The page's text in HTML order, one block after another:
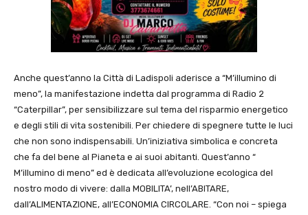
Anche quest’anno la Città di Ladispoli aderisce a “M’illumino di
meno”, la manifestazione indetta dal programma di Radio 2
“Caterpillar”, per sensibilizzare sul tema del risparmio energetico
e degli stili di vita sostenibili. Per chiedere di spegnere tutte le luci
che non sono indispensabili. Un’iniziativa simbolica e concreta
che fa del bene al Pianeta e ai suoi abitanti. Quest’anno “
M’illumino di meno” ed è dedicata all’evoluzione ecologica del
nostro modo di vivere: dalla MOBILITA’, nell’ABITARE,
dall’ALIMENTAZIONE, all’ECONOMIA CIRCOLARE. “Con noi – spiega